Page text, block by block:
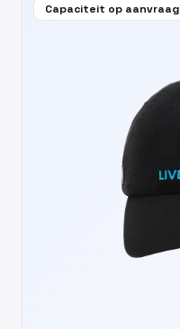
Capaciteit op aanvraag